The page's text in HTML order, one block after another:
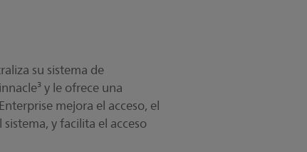
su sistema de
y le ofrece una
mejora el acceso, el
y facilita el acceso